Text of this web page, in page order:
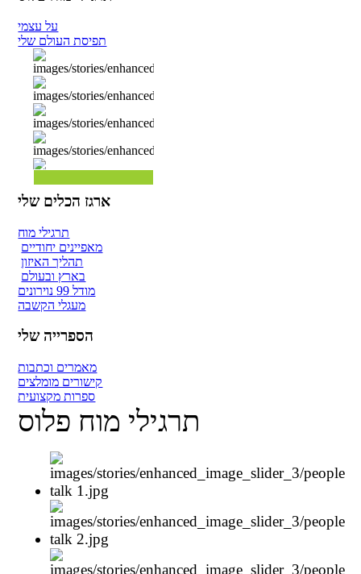
על עצמי
תפיסת העולם שלי
ארגז הכלים שלי
תרגילי מוח
מאפיינים יחודיים
תהליך האיזון
בארץ ובעולם
מודל 99 נוירונים
מעגלי הקשבה
הספרייה שלי
מאמרים וכתבות
קישורים מומלצים
ספרות מקצועית
תרגילי מוח פלוס